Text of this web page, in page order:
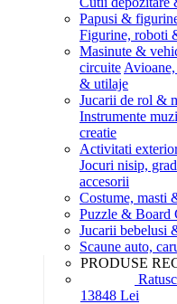
Papusi &
Figurine, roboti
Masinute &
circuite
& utilaje
Jucarii de rol &
Instrumente
creatie
Activitati
Jocuri nisip,
accesorii
Costume, masti
Puzzle & Board
Jucarii bebelusi
Scaune auto,
PRODUSE
13848 Lei